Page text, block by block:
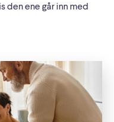
den ene går inn med